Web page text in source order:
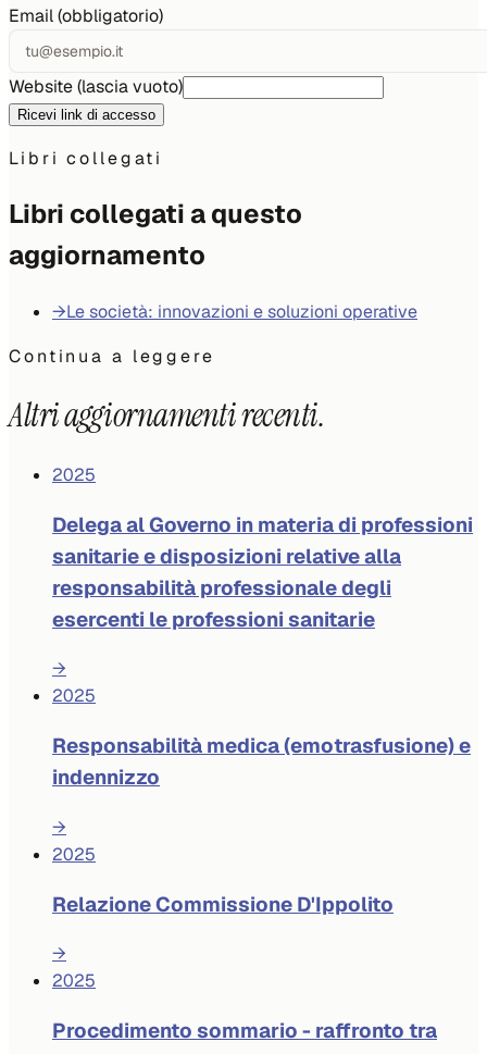
Email (obbligatorio)
Website (lascia vuoto)
Ricevi link di accesso
Libri collegati
Libri collegati a questo
aggiornamento
→Le società: innovazioni e soluzioni operative
Continua a leggere
Altri aggiornamenti recenti.
2025
Delega al Governo in materia di professioni
sanitarie e disposizioni relative alla
responsabilità professionale degli
esercenti le professioni sanitarie
→
2025
Responsabilità medica (emotrasfusione) e
indennizzo
→
2025
Relazione Commissione D'Ippolito
→
2025
Procedimento sommario - raffronto tra